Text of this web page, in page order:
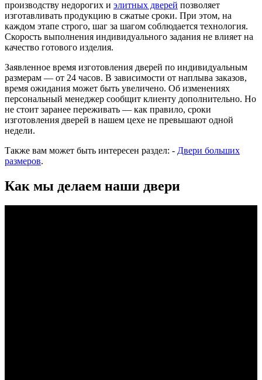
производству недорогих и элитных дверей позволяет
изготавливать продукцию в сжатые сроки. При этом, на
каждом этапе строго, шаг за шагом соблюдается технология.
Скорость выполнения индивидуального задания не влияет на
качество готового изделия.
Заявленное время изготовления дверей по индивидуальным
размерам — от 24 часов. В зависимости от наплыва заказов,
время ожидания может быть увеличено. Об изменениях
персональный менеджер сообщит клиенту дополнительно. Но
не стоит заранее переживать — как правило, сроки
изготовления дверей в нашем цехе не превышают одной
недели.
Также вам может быть интересен раздел: - Двери больших
размеров.
Как мы делаем наши двери